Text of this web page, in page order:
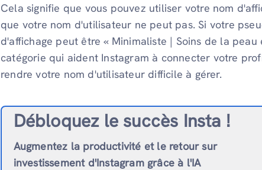
Cela signifie que vous pouvez utiliser votre nom
que votre nom d'utilisateur ne peut pas. Si votre
d'affichage peut être « Minimaliste | Soins de la
catégorie qui aident Instagram à connecter votre
rendre votre nom d'utilisateur difficile à gérer.
Débloquez le succès Insta !
Augmentez la productivité et le retour sur
investissement d'Instagram grâce à l'IA